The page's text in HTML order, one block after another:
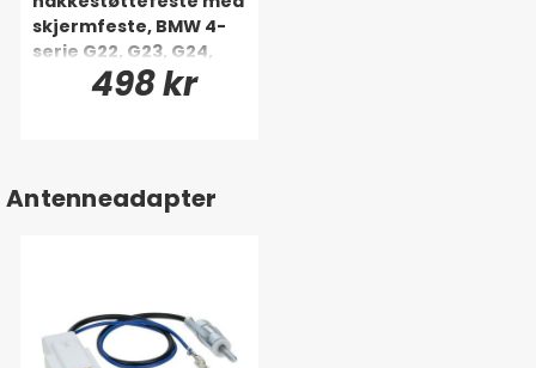
skjermfeste, BMW 4-
serie G22, G23, G24,
G26 88-26498 kr
Antenneadapter